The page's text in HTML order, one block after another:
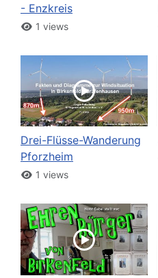
- Enzkreis
1 views
Drei-Flüsse-Wanderung
Pforzheim
1 views